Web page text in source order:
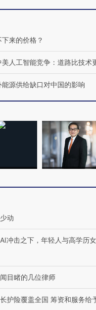
下来的价格？
美人工智能竞争：道路比技术
能源供给缺口对中国的影响
动
AI冲击之下，年轻人与高学历
目睹的几位律师
长护险覆盖全国 筹资和服务给